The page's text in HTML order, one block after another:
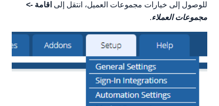
للوصول إلى خيارات مجموعات العميل، انتقل إلى اقامة ->
مجموعات العملاء.